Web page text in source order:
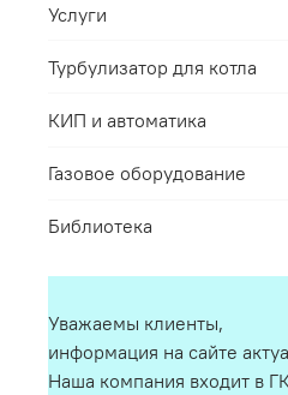
Услуги
Турбулизатор для котла
КИП и автоматика
Газовое оборудование
Библиотека
Уважаемы клиенты,
информация на сайте
Наша компания входит в